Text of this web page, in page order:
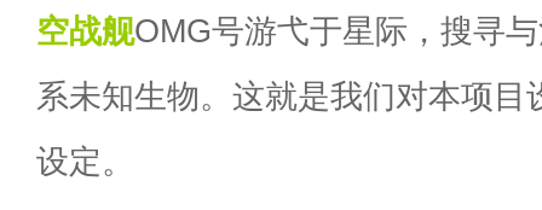
空战舰OMG号游弋于星际，搜寻
系未知生物。这就是我们对本项目
设定。